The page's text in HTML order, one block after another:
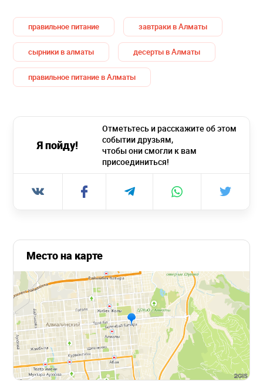
правильное питание завтраки в Алматы
сырники в алматы десерты в Алматы
правильное питание в Алматы
Я пойду!
Отметьтесь и расскажите об этом
событии друзьям,
чтобы они смогли к вам
присоединиться!
Место на карте